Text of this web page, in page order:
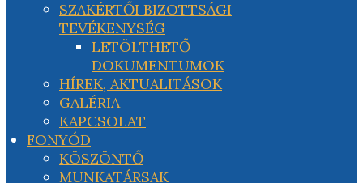
SZAKÉRTŐI BIZOTTSÁGI
TEVÉKENYSÉG
LETÖLTHETŐ
DOKUMENTUMOK
HÍREK, AKTUALITÁSOK
GALÉRIA
KAPCSOLAT
FONYÓD
KÖSZÖNTŐ
MUNKATÁRSAK